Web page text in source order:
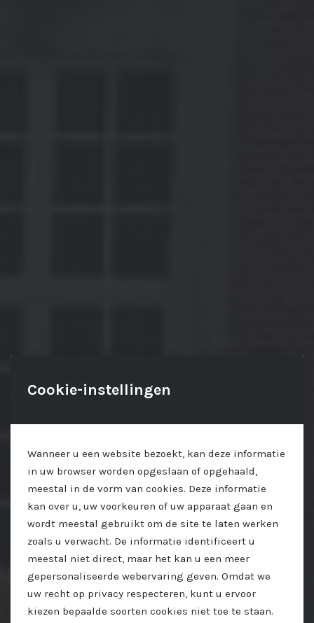
Cookie-instellingen
Wanneer u een website bezoekt, kan deze informatie
in uw browser worden opgeslaan of opgehaald,
meestal in de vorm van cookies. Deze informatie
kan over u, uw voorkeuren of uw apparaat gaan en
wordt meestal gebruikt om de site te laten werken
zoals u verwacht. De informatie identificeert u
meestal niet direct, maar het kan u een meer
gepersonaliseerde webervaring geven. Omdat we
uw recht op privacy respecteren, kunt u ervoor
kiezen bepaalde soorten cookies niet toe te staan.